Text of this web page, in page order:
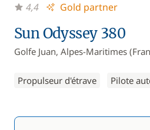
Sun Odyssey 380
Golfe Juan, Alpes-Maritimes
Propulseur d'étrave Pilote
4,4 Gold partner